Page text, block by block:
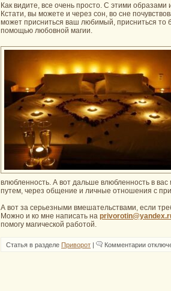
Как видите, все очень просто. С этими
Кстати, вы можете и через сон, во сне
может присниться ваш любимый, присниться то
помощью любовной магии.
влюбленность. А вот дальше влюбленность в
путем, через общение и личные отношения с
А вот за серьезными вмешательствами, если
Можно и ко мне написать на
помогу магической работой.
Статья в разделе Приворот Комментариик